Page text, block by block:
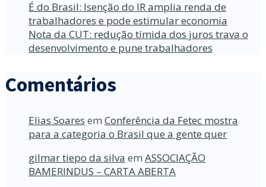
É do Brasil: Isenção do IR amplia renda de
trabalhadores e pode estimular economia
Nota da CUT: redução tímida dos juros trava o
desenvolvimento e pune trabalhadores
Comentários
Elias Soares em Conferência da Fetec mostra
para a categoria o Brasil que a gente quer
gilmar tiepo da silva em ASSOCIAÇÃO
BAMERINDUS – CARTA ABERTA